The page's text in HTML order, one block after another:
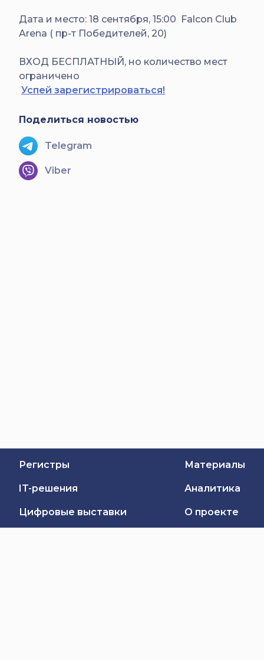
Дата и место: 18 сентября, 15:00 Falcon Club
Arena ( пр-т Победителей, 20)
ВХОД БЕСПЛАТНЫЙ, но количество мест
ограничено
Успей зарегистрироваться!
Поделиться новостью
Telegram
Viber
Регистры
IT-решения
Цифровые выставки
Материалы
Аналитика
О проекте